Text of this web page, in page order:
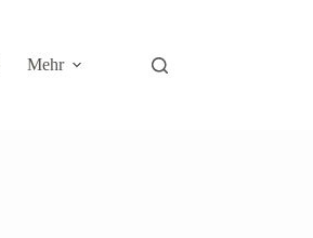
Mehr